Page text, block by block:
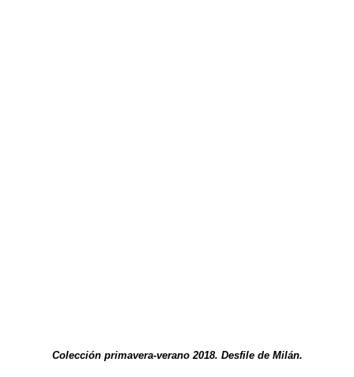
Colección primavera-verano 2018. Desfile de Milán.